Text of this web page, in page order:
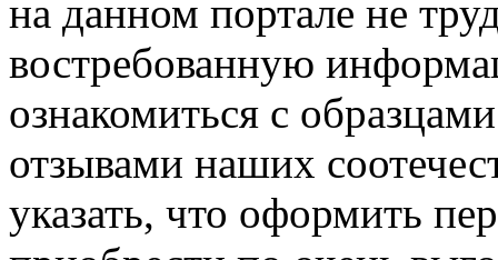
на данном портале не
востребованную
ознакомиться с
отзывами наших
указать, что оформить